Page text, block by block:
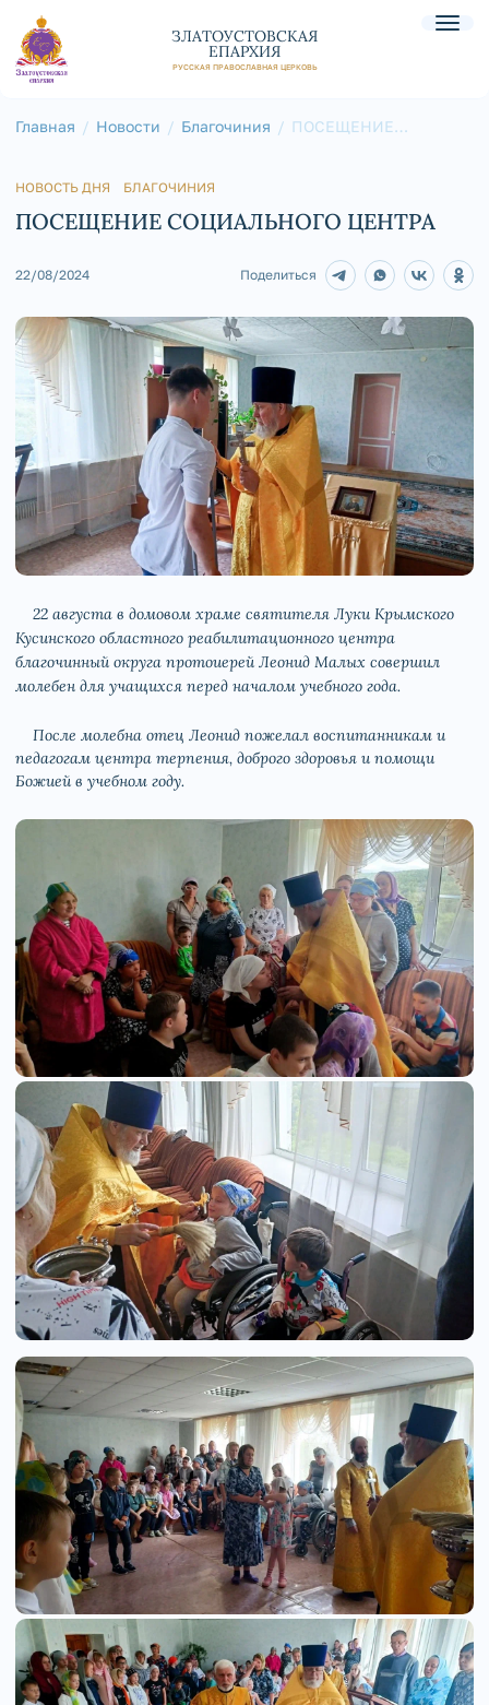
ЗЛАТОУСТОВСКАЯ
ЕПАРХИЯ
РУССКАЯ ПРАВОСЛАВНАЯ ЦЕРКОВЬ
Главная Новости Благочиния
ПОСЕЩЕНИЕ
НОВОСТЬ ДНЯ БЛАГОЧИНИЯ
ПОСЕЩЕНИЕ СОЦИАЛЬНОГО ЦЕНТРА
22/08/2024 Поделиться
22 августа в домовом храме святителя Луки Крымского
Кусинского областного реабилитационного центра
благочинный округа протоиерей Леонид Малых совершил
молебен для учащихся перед началом учебного года.
После молебна отец Леонид пожелал воспитанникам и
педагогам центра терпения, доброго здоровья и помощи
Божией в учебном году.